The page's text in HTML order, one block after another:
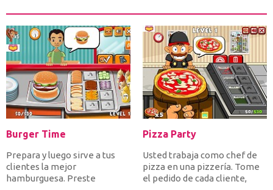
Burger Time
Prepara y luego sirve a tus
clientes la mejor
hamburguesa. Preste
Pizza Party
Usted trabaja como chef de
pizza en una pizzería. Tome
el pedido de cada cliente,